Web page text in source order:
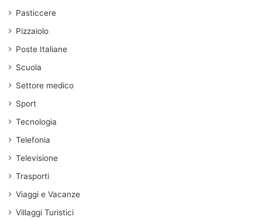
Pasticcere
Pizzaiolo
Poste Italiane
Scuola
Settore medico
Sport
Tecnologia
Telefonia
Televisione
Trasporti
Viaggi e Vacanze
Villaggi Turistici